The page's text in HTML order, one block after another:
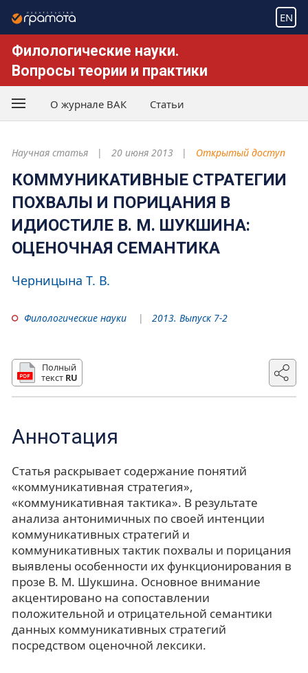
EN
Филологические науки.
Вопросы теории и практики
О журнале ВАК Статьи
Научная статья 20 июня 2013 Открытый доступ
КОММУНИКАТИВНЫЕ СТРАТЕГИИ
ПОХВАЛЫ И ПОРИЦАНИЯ В
ИДИОСТИЛЕ В. М. ШУКШИНА:
ОЦЕНОЧНАЯ СЕМАНТИКА
Черницына Т. В.
Филологические науки 2013. Выпуск 7-2
Полный
текст RU
Аннотация
Статья раскрывает содержание понятий
«коммуникативная стратегия»,
«коммуникативная тактика». В результате
анализа антонимичных по своей интенции
коммуникативных стратегий и
коммуникативных тактик похвалы и порицания
выявлены особенности их функционирования в
прозе В. М. Шукшина. Основное внимание
акцентировано на сопоставлении
положительной и отрицательной семантики
данных коммуникативных стратегий
посредством оценочной лексики.